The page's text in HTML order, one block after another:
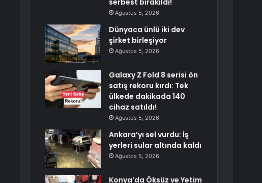
serbest bırakıldı!
Ağustos 5, 2026
Dünyaca ünlü iki dev
şirket birleşiyor
Ağustos 5, 2026
Galaxy Z Fold 8 serisi ön
satış rekoru kırdı: Tek
ülkede dakikada 140
cihaz satıldı!
Ağustos 5, 2026
Ankara’yı sel vurdu: İş
yerleri sular altında kaldı
Ağustos 5, 2026
Konya’da Öksüz ve Yetim